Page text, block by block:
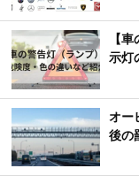
【
示灯
オー
後の